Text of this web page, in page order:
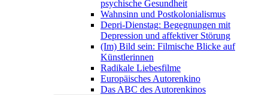
psychische Gesundheit
Wahnsinn und Postkolonialismus
Depri-Dienstag: Begegnungen mit
Depression und affektiver Störung
(Im) Bild sein: Filmische Blicke auf
Künstlerinnen
Radikale Liebesfilme
Europäisches Autorenkino
Das ABC des Autorenkinos